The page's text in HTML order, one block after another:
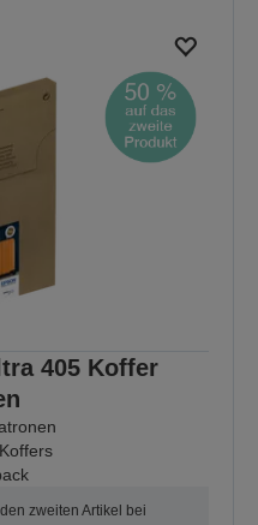
405 Koffer
zweiten Artikel bei